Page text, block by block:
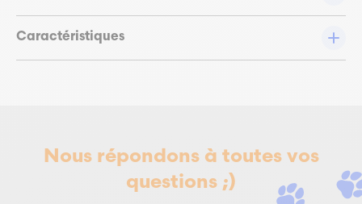
Caractéristiques
Nous répondons à toutes vos
questions ;)